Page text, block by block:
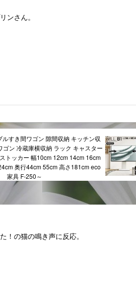
ンさん。
ルすき間ワゴン 隙間収納 キッチン収
ゴン 冷蔵庫横収納 ラック キャスター
トッカー 幅10cm 12cm 14cm 16cm
奥行44cm 55cm 高さ181cm eco
家具 F-250～
！の猫の鳴き声に反応。